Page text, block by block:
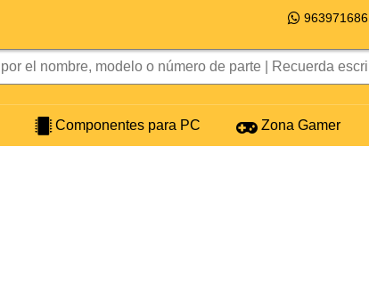
963971686
Componentes para PC Zona Gamer